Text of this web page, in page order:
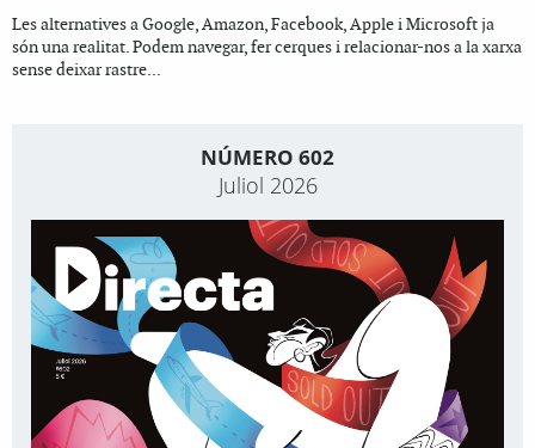
Les alternatives a Google, Amazon, Facebook, Apple i Microsoft ja
són una realitat. Podem navegar, fer cerques i relacionar-nos a la xarxa
sense deixar rastre...
NÚMERO 602
Juliol 2026